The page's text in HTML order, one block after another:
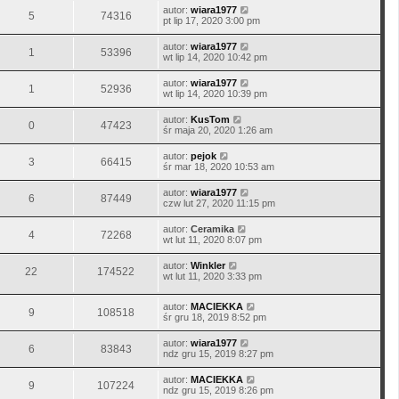
5 74316 autor: wiara1977
pt lip 17, 2020 3:00 pm
1 53396 autor: wiara1977
wt lip 14, 2020 10:42 pm
1 52936 autor: wiara1977
wt lip 14, 2020 10:39 pm
0 47423 autor: KusTom
śr maja 20, 2020 1:26 am
3 66415 autor: pejok
śr mar 18, 2020 10:53 am
6 87449 autor: wiara1977
czw lut 27, 2020 11:15 pm
4 72268 autor: Ceramika
wt lut 11, 2020 8:07 pm
22 174522 autor: Winkler
wt lut 11, 2020 3:33 pm
9 108518 autor: MACIEKKA
śr gru 18, 2019 8:52 pm
6 83843 autor: wiara1977
ndz gru 15, 2019 8:27 pm
9 107224 autor: MACIEKKA
ndz gru 15, 2019 8:26 pm